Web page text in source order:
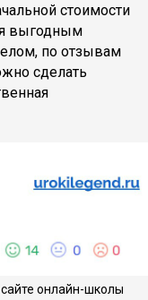
стоимости
выгодным
по отзывам
сделать
онлайн-школы